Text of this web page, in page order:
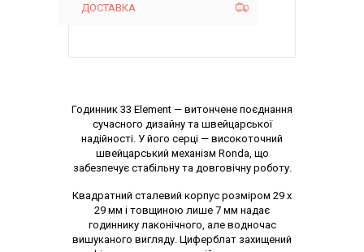
ДОСТАВКА
Опис товару
Годинник 33 Element — витончене поєднання
сучасного дизайну та швейцарської
надійності. У його серці — високоточний
швейцарський механізм Ronda, що
забезпечує стабільну та довговічну роботу.
Квадратний сталевий корпус розміром 29 х
29 мм і товщиною лише 7 мм надає
годиннику лаконічного, але водночас
вишуканого вигляду. Циферблат захищений